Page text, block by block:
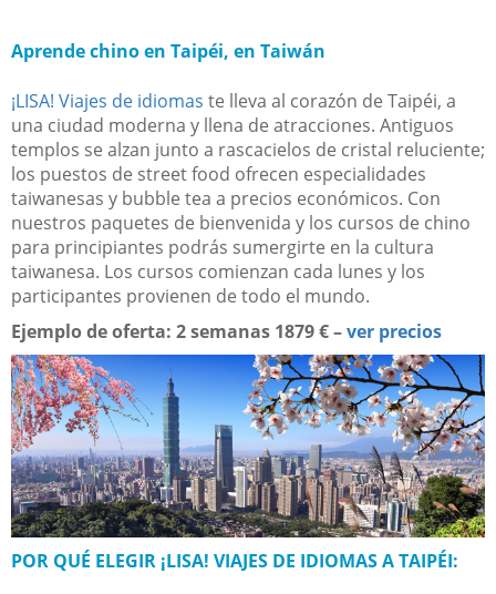
Aprende chino en Taipéi, en Taiwán
¡LISA! Viajes de idiomas te lleva al corazón de Taipéi, a
una ciudad moderna y llena de atracciones. Antiguos
templos se alzan junto a rascacielos de cristal reluciente;
los puestos de street food ofrecen especialidades
taiwanesas y bubble tea a precios económicos. Con
nuestros paquetes de bienvenida y los cursos de chino
para principiantes podrás sumergirte en la cultura
taiwanesa. Los cursos comienzan cada lunes y los
participantes provienen de todo el mundo.
Ejemplo de oferta: 2 semanas 1879 €​ –ver precios
POR QUÉ ELEGIR ¡LISA! VIAJES DE IDIOMAS A TAIPÉI: